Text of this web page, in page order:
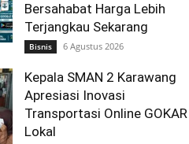
Bersahabat Harga Lebih
Terjangkau Sekarang
Bisnis 6 Agustus 2026
Kepala SMAN 2 Karawang
Apresiasi Inovasi
Transportasi Online GOKAR
Lokal